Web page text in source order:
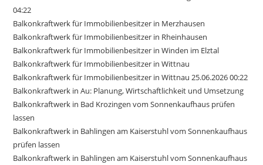
04:22
Balkonkraftwerk für Immobilienbesitzer in Merzhausen
Balkonkraftwerk für Immobilienbesitzer in Rheinhausen
Balkonkraftwerk für Immobilienbesitzer in Winden im Elztal
Balkonkraftwerk für Immobilienbesitzer in Wittnau
Balkonkraftwerk für Immobilienbesitzer in Wittnau 25.06.2026 00:22
Balkonkraftwerk in Au: Planung, Wirtschaftlichkeit und Umsetzung
Balkonkraftwerk in Bad Krozingen vom Sonnenkaufhaus prüfen
lassen
Balkonkraftwerk in Bahlingen am Kaiserstuhl vom Sonnenkaufhaus
prüfen lassen
Balkonkraftwerk in Bahlingen am Kaiserstuhl vom Sonnenkaufhaus